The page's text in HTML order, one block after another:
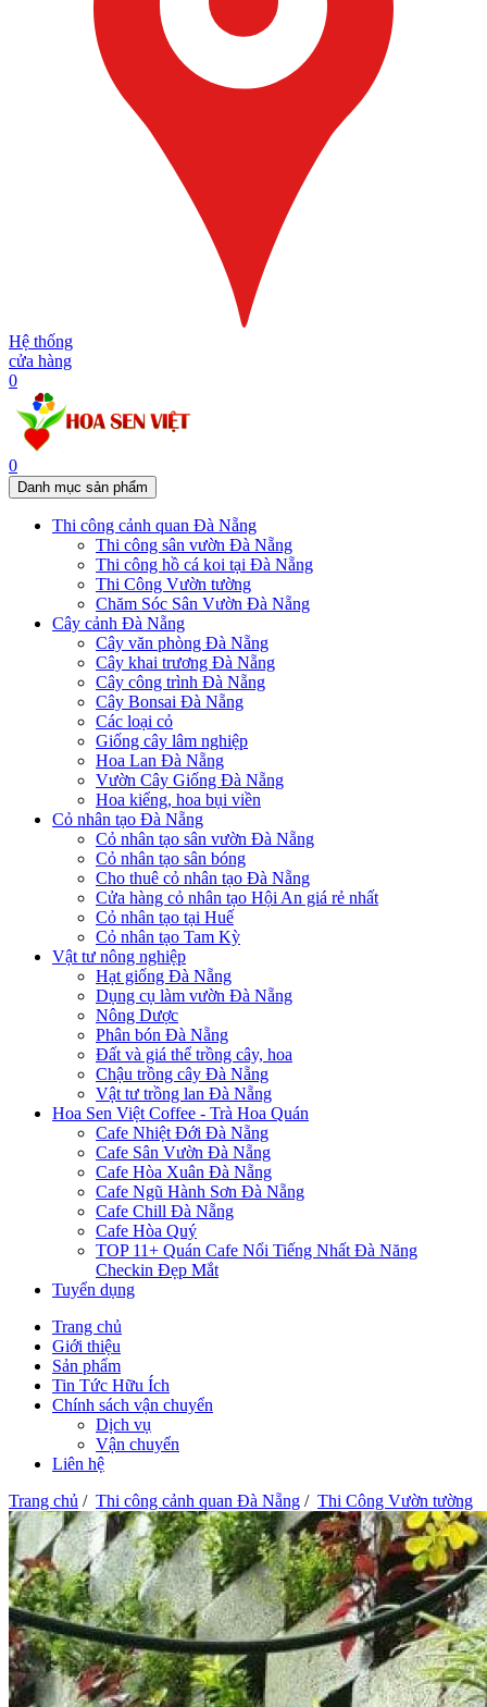
Hệ thống
cửa hàng
0
0
Danh mục sản phẩm
Thi công cảnh quan Đà Nẵng
Thi công sân vườn Đà Nẵng
Thi công hồ cá koi tại Đà Nẵng
Thi Công Vườn tường
Chăm Sóc Sân Vườn Đà Nẵng
Cây cảnh Đà Nẵng
Cây văn phòng Đà Nẵng
Cây khai trương Đà Nẵng
Cây công trình Đà Nẵng
Cây Bonsai Đà Nẵng
Các loại cỏ
Giống cây lâm nghiệp
Hoa Lan Đà Nẵng
Vườn Cây Giống Đà Nẵng
Hoa kiểng, hoa bụi viền
Cỏ nhân tạo Đà Nẵng
Cỏ nhân tạo sân vườn Đà Nẵng
Cỏ nhân tạo sân bóng
Cho thuê cỏ nhân tạo Đà Nẵng
Cửa hàng cỏ nhân tạo Hội An giá rẻ nhất
Cỏ nhân tạo tại Huế
Cỏ nhân tạo Tam Kỳ
Vật tư nông nghiệp
Hạt giống Đà Nẵng
Dụng cụ làm vườn Đà Nẵng
Nông Dược
Phân bón Đà Nẵng
Đất và giá thể trồng cây, hoa
Chậu trồng cây Đà Nẵng
Vật tư trồng lan Đà Nẵng
Hoa Sen Việt Coffee - Trà Hoa Quán
Cafe Nhiệt Đới Đà Nẵng
Cafe Sân Vườn Đà Nẵng
Cafe Hòa Xuân Đà Nẵng
Cafe Ngũ Hành Sơn Đà Nẵng
Cafe Chill Đà Nẵng
Cafe Hòa Quý
TOP 11+ Quán Cafe Nổi Tiếng Nhất Đà Năng
Checkin Đẹp Mắt
Tuyển dụng
Trang chủ
Giới thiệu
Sản phẩm
Tin Tức Hữu Ích
Chính sách vận chuyển
Dịch vụ
Vận chuyển
Liên hệ
Trang chủ / Thi công cảnh quan Đà Nẵng / Thi Công Vườn tường